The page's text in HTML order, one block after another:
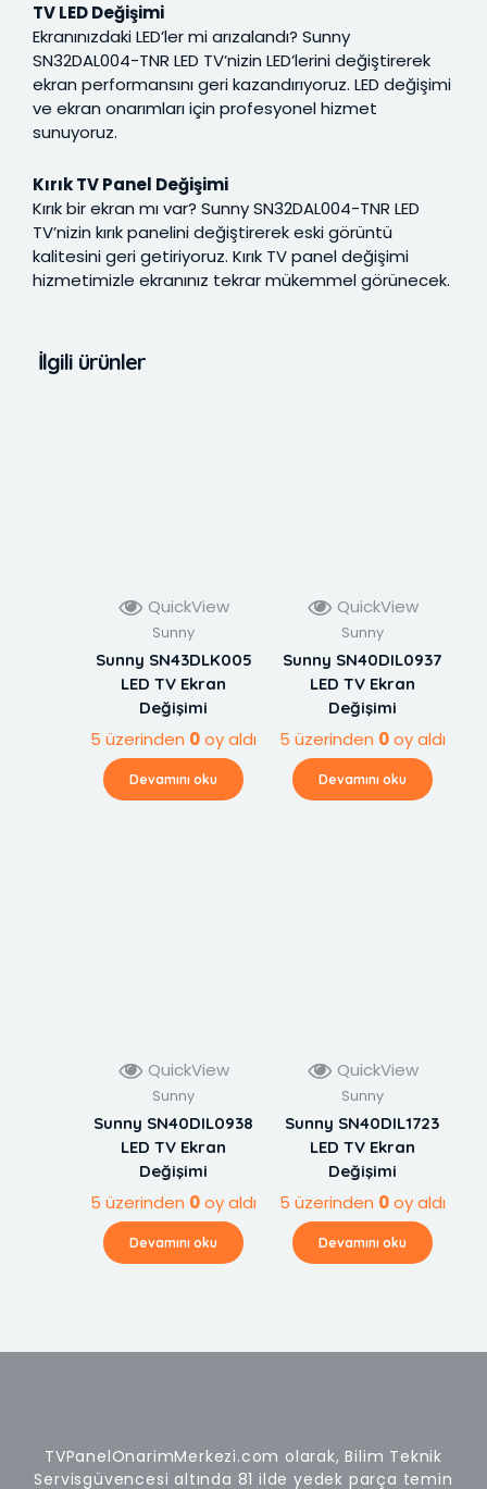
TV LED Değişimi
Ekranınızdaki LED’ler mi arızalandı? Sunny
SN32DAL004-TNR LED TV’nizin LED’lerini değiştirerek
ekran performansını geri kazandırıyoruz. LED değişimi
ve ekran onarımları için profesyonel hizmet
sunuyoruz.
Kırık TV Panel Değişimi
Kırık bir ekran mı var? Sunny SN32DAL004-TNR LED
TV’nizin kırık panelini değiştirerek eski görüntü
kalitesini geri getiriyoruz. Kırık TV panel değişimi
hizmetimizle ekranınız tekrar mükemmel görünecek.
İlgili ürünler
QuickView
Sunny
Sunny SN43DLK005
LED TV Ekran
Değişimi
5 üzerinden 0oy aldı
Devamını oku
QuickView
Sunny
Sunny SN40DIL0937
LED TV Ekran
Değişimi
5 üzerinden 0oy aldı
Devamını oku
QuickView
Sunny
Sunny SN40DIL0938
LED TV Ekran
Değişimi
5 üzerinden 0oy aldı
Devamını oku
QuickView
Sunny
Sunny SN40DIL1723
LED TV Ekran
Değişimi
5 üzerinden 0oy aldı
Devamını oku
TVPanelOnarimMerkezi.com olarak, Bilim Teknik
Servisgüvencesi altında 81 ilde yedek parça temin